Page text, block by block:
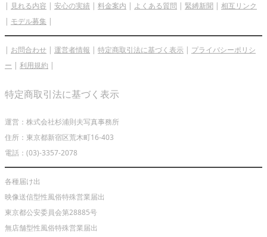
| 見れる内容 | 安心の実績 | 料金案内 | よくある質問 | 緊縛新聞 | 相互リンク
| モデル募集 |
| お問合わせ | 運営者情報 | 特定商取引法に基づく表示 | プライバシーポリシ
ー | 利用規約 |
特定商取引法に基づく表示
運営：株式会社杉浦則夫写真事務所
住所：東京都新宿区荒木町16-403
電話：(03)-3357-2078
各種届け出
映像送信型性風俗特殊営業届出
東京都公安委員会第28885号
無店舗型性風俗特殊営業届出